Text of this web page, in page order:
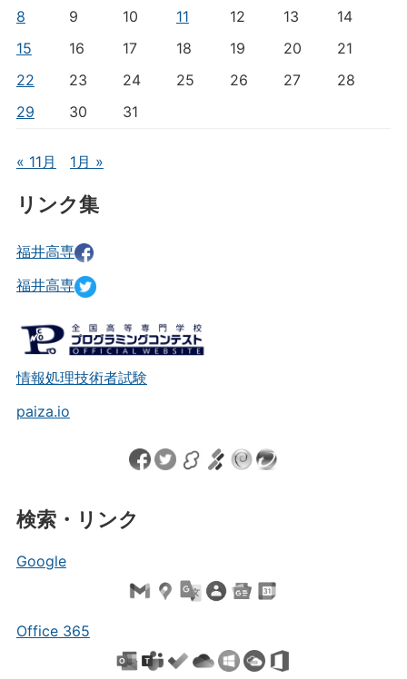
8
9 10 11 12 13
14
15
16 17 18 19 20
21
22
23 24 25 26 27
28
29
30 31
« 11月 1月 »
リンク集
福井高専
福井高専
情報処理技術者試験
paiza.io
検索・リンク
Google
Office 365